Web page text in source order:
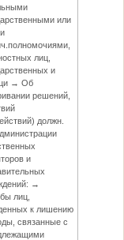
или
лиц,
и
→ Об
решений,
должн.
и
→
лиц,
к лишению
связанные с